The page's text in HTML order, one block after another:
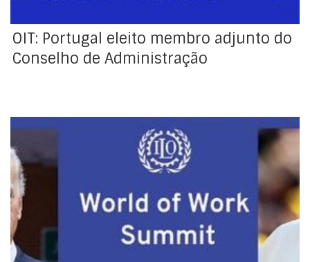
OIT: Portugal eleito membro adjunto do
Conselho de Administração
Este ano, a Conferência Internacional do Trabalho irá
realizar, ao longo dos próximos dois dias (17-18 de
junho), uma Cimeira Mundial do Trabalho com o
objetivo de definir a resposta aos efeitos
devastadores da COVID-19 sobre o plano humano e a
ação necessária para construir um futuro melhor para
o […]